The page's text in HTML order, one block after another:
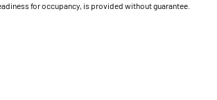
for occupancy, is provided without guarantee.